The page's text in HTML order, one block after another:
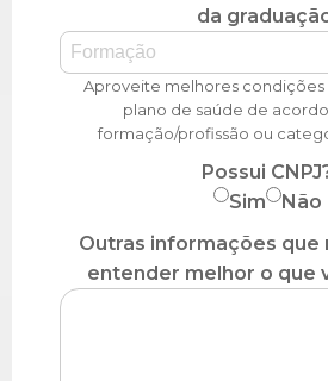
da
Aproveite melhores condições
plano de saúde de
formação/profissão ou
Possui
Sim
Não
Outras informações que
entender melhor o que